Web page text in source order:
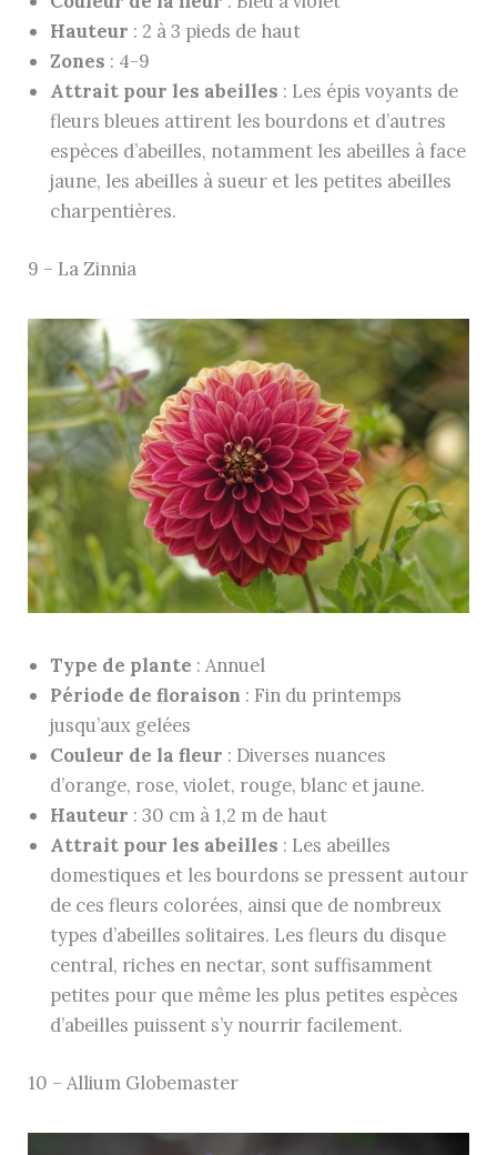
Hauteur : 2 à 3 pieds de haut
Zones : 4-9
Attrait pour les abeilles : Les épis voyants de
fleurs bleues attirent les bourdons et d’autres
espèces d’abeilles, notamment les abeilles à face
jaune, les abeilles à sueur et les petites abeilles
charpentières.
9 – La Zinnia
Type de plante : Annuel
Période de floraison : Fin du printemps
jusqu’aux gelées
Couleur de la fleur : Diverses nuances
d’orange, rose, violet, rouge, blanc et jaune.
Hauteur : 30 cm à 1,2 m de haut
Attrait pour les abeilles : Les abeilles
domestiques et les bourdons se pressent autour
de ces fleurs colorées, ainsi que de nombreux
types d’abeilles solitaires. Les fleurs du disque
central, riches en nectar, sont suffisamment
petites pour que même les plus petites espèces
d’abeilles puissent s’y nourrir facilement.
10 – Allium Globemaster